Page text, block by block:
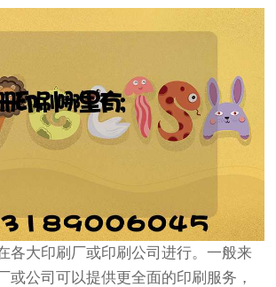
各大印刷厂或印刷公司进行。一般来
或公司可以提供更全面的印刷服务，